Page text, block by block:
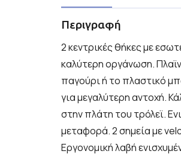
Περιγραφή
2 κεντρικές θήκες με
καλύτερη οργάνωση.
παγούρι ή το πλαστικό
για μεγαλύτερη αντοχή.
στην πλάτη του τρόλεϊ.
μεταφορά. 2 σημεία με
Εργονομική λαβή